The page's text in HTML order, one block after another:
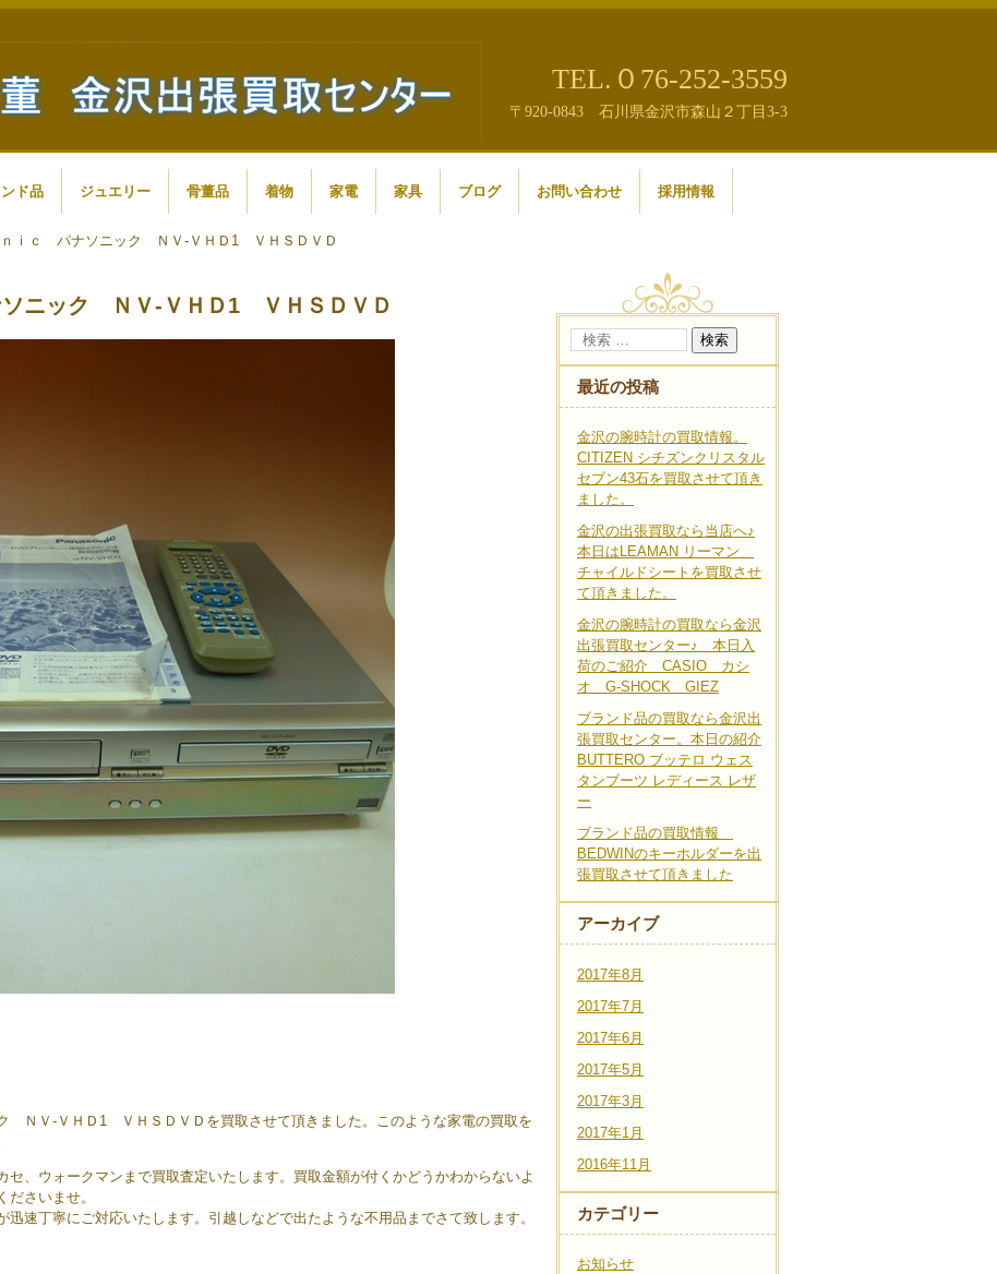
TEL.０76-252-3559
〒920-0843 石川県金沢市森山２丁目3-3
ド品 ジュエリー 骨董品 着物 家電 家具 ブログ お問い合わせ 採用情報
ｎｉｃ パナソニック ＮＶ-ＶＨＤ1 ＶＨＳＤＶＤ
ニック ＮＶ-ＶＨＤ1 ＶＨＳＤＶＤ
ＮＶ-ＶＨＤ1 ＶＨＳＤＶＤを買取させて頂きました。このような家電の買取を
、ウォークマンまで買取査定いたします。買取金額が付くかどうかわからないよ
さいませ。
速丁寧にご対応いたします。引越しなどで出たような不用品までさて致します。
最近の投稿
金沢の腕時計の買取情報。
CITIZEN シチズンクリスタル
セブン43石を買取させて頂き
ました。
金沢の出張買取なら当店へ♪
本日はLEAMAN リーマン
チャイルドシートを買取させ
て頂きました。
金沢の腕時計の買取なら金沢
出張買取センター♪ 本日入
荷のご紹介 CASIO カシ
オ G-SHOCK GIEZ
ブランド品の買取なら金沢出
張買取センター。本日の紹介
BUTTERO ブッテロ ウェス
タンブーツ レディース レザ
ー
ブランド品の買取情報
BEDWINのキーホルダーを出
張買取させて頂きました
アーカイブ
2017年8月
2017年7月
2017年6月
2017年5月
2017年3月
2017年1月
2016年11月
カテゴリー
お知らせ